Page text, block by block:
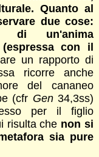
Quanto al
due cose:
di un'anima
con il
un rapporto di
ricorre anche
del cananeo
(cfr Gen34,3ss)
per il figlio
risulta che non si
sia pure